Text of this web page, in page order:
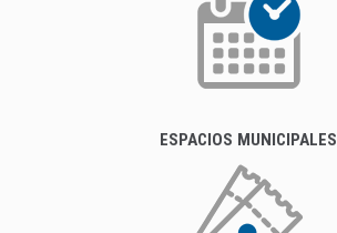
ESPACIOS MUNICIPALES